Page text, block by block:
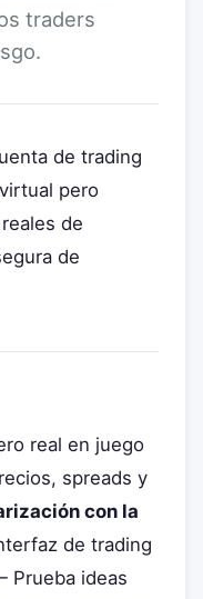
traders
de trading
pero
de
de
real en juego
spreads y
con la
de trading
Prueba ideas